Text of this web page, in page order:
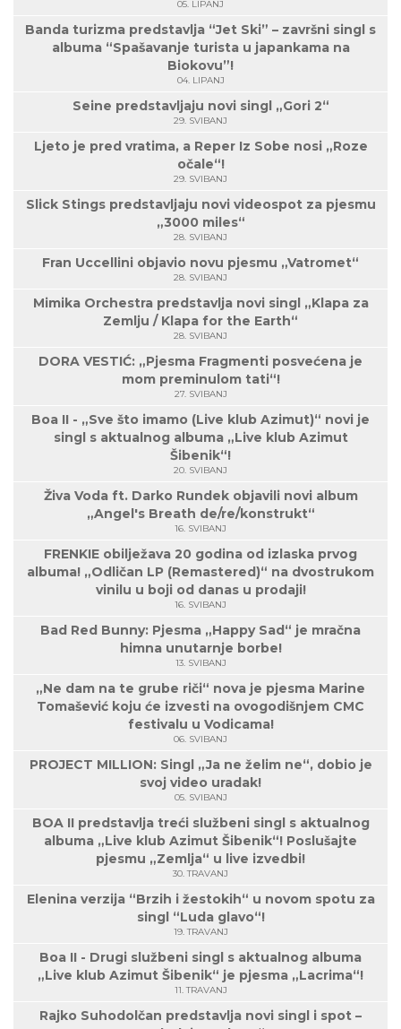
05. LIPANJ
Banda turizma predstavlja “Jet Ski” – završni singl s
albuma “Spašavanje turista u japankama na
Biokovu”!
04. LIPANJ
Seine predstavljaju novi singl „Gori 2“
29. SVIBANJ
Ljeto je pred vratima, a Reper Iz Sobe nosi „Roze
očale“!
29. SVIBANJ
Slick Stings predstavljaju novi videospot za pjesmu
„3000 miles“
28. SVIBANJ
Fran Uccellini objavio novu pjesmu „Vatromet“
28. SVIBANJ
Mimika Orchestra predstavlja novi singl „Klapa za
Zemlju / Klapa for the Earth“
28. SVIBANJ
DORA VESTIĆ: „Pjesma Fragmenti posvećena je
mom preminulom tati“!
27. SVIBANJ
Boa II - „Sve što imamo (Live klub Azimut)“ novi je
singl s aktualnog albuma „Live klub Azimut
Šibenik“!
20. SVIBANJ
Živa Voda ft. Darko Rundek objavili novi album
„Angel's Breath de/re/konstrukt“
16. SVIBANJ
FRENKIE obilježava 20 godina od izlaska prvog
albuma! „Odličan LP (Remastered)“ na dvostrukom
vinilu u boji od danas u prodaji!
16. SVIBANJ
Bad Red Bunny: Pjesma „Happy Sad“ je mračna
himna unutarnje borbe!
13. SVIBANJ
„Ne dam na te grube riči“ nova je pjesma Marine
Tomašević koju će izvesti na ovogodišnjem CMC
festivalu u Vodicama!
06. SVIBANJ
PROJECT MILLION: Singl „Ja ne želim ne“, dobio je
svoj video uradak!
05. SVIBANJ
BOA II predstavlja treći službeni singl s aktualnog
albuma „Live klub Azimut Šibenik“! Poslušajte
pjesmu „Zemlja“ u live izvedbi!
30. TRAVANJ
Elenina verzija “Brzih i žestokih“ u novom spotu za
singl “Luda glavo“!
19. TRAVANJ
Boa II - Drugi službeni singl s aktualnog albuma
„Live klub Azimut Šibenik“ je pjesma „Lacrima“!
11. TRAVANJ
Rajko Suhodolčan predstavlja novi singl i spot –